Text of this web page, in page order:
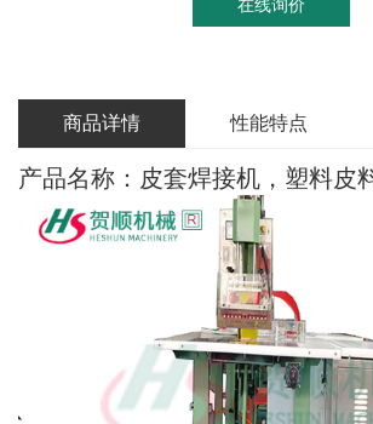
在线询价
商品详情 性能特点
产品名称：皮套焊接机，塑料皮